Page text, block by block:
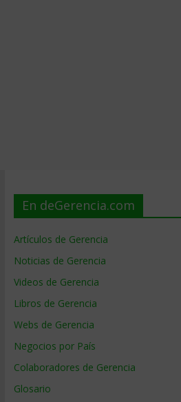
En deGerencia.com
Artículos de Gerencia
Noticias de Gerencia
Videos de Gerencia
Libros de Gerencia
Webs de Gerencia
Negocios por País
Colaboradores de Gerencia
Glosario